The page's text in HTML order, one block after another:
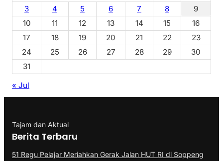
3
4 5 6 7 8
9
10
11 12 13 14 15
16
17
18 19 20 21 22
23
24
25 26 27 28 29
30
31
« Jul
Tajam dan Aktual
Berita Terbaru
51 Regu Pelajar Meriahkan Gerak Jalan HUT RI di Soppeng